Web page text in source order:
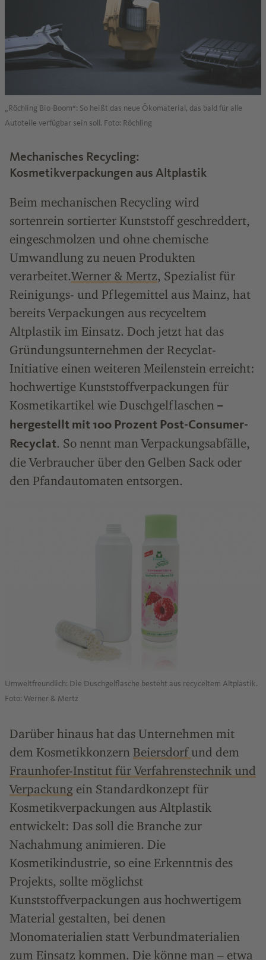
„Röchling Bio-Boom“: So heißt das neue Ökomaterial, das bald für alle
Autoteile verfügbar sein soll. Foto: Röchling
Mechanisches Recycling:
Kosmetikverpackungen aus Altplastik
Beim mechanischen Recycling wird
sortenrein sortierter Kunststoff geschreddert,
eingeschmolzen und ohne chemische
Umwandlung zu neuen Produkten
verarbeitet.Werner & Mertz, Spezialist für
Reinigungs- und Pflegemittel aus Mainz, hat
bereits Verpackungen aus recyceltem
Altplastik im Einsatz. Doch jetzt hat das
Gründungsunternehmen der Recyclat-
Initiative einen weiteren Meilenstein erreicht:
hochwertige Kunststoffverpackungen für
Kosmetikartikel wie Duschgelflaschen –
hergestellt mit 100 Prozent Post-Consumer-
Recyclat. So nennt man Verpackungsabfälle,
die Verbraucher über den Gelben Sack oder
den Pfandautomaten entsorgen.
Umweltfreundlich: Die Duschgelflasche besteht aus recyceltem Altplastik.
Foto: Werner & Mertz
Darüber hinaus hat das Unternehmen mit
dem Kosmetikkonzern Beiersdorf und dem
Fraunhofer-Institut für Verfahrenstechnik und
Verpackung ein Standardkonzept für
Kosmetikverpackungen aus Altplastik
entwickelt: Das soll die Branche zur
Nachahmung animieren. Die
Kosmetikindustrie, so eine Erkenntnis des
Projekts, sollte möglichst
Kunststoffverpackungen aus hochwertigem
Material gestalten, bei denen
Monomaterialien statt Verbundmaterialien
zum Einsatz kommen. Die könne man – etwa